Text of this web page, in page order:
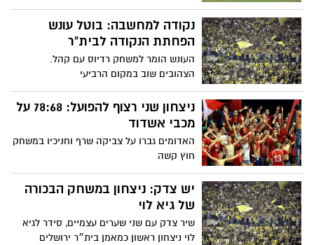
בית"ר נורדיה למכבי רחובות בוטל
נקודה למחשבה: בוטל עונש
הפחתת הנקודה לבית"ר
העונש הומר למשחק רדיוס עם קהל.
הצהובים שוב במקום הרביעי
ניצחון שני רצוף להפועל: 78:68 על
מכבי אשדוד
האדומים גברו על צביקה שרף וחניכיו במשחק
חוץ קשה
יש צדק: ניצחון במשחק הבכורה
של גיא לוי
שיר צדק עם שני שערים עצמיים, סידר לגיא
לוי ניצחון ראשון כמאמן בית״ר ירושלים